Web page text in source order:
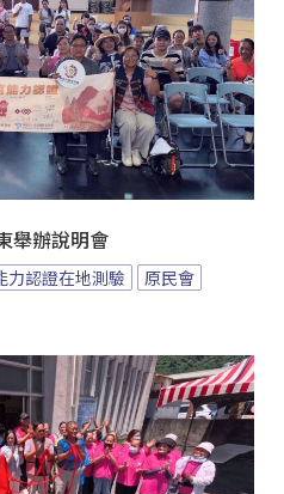
舉辦說明會
力認證在地測驗
原民會